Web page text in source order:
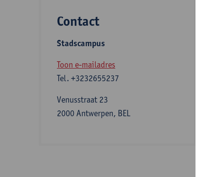
Contact
Stadscampus
Toon e-mailadres
Tel. +3232655237
Venusstraat 23
2000 Antwerpen, BEL